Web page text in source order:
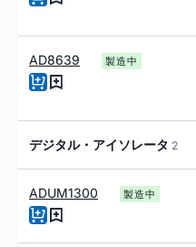
AD8639 製造中
デジタル・アイソレータ 2
ADUM1300 製造中